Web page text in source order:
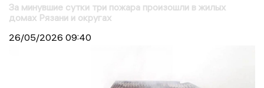
За минувшие сутки три пожара произошли в жилых
домах Рязани и округах
26/05/2026 09:40